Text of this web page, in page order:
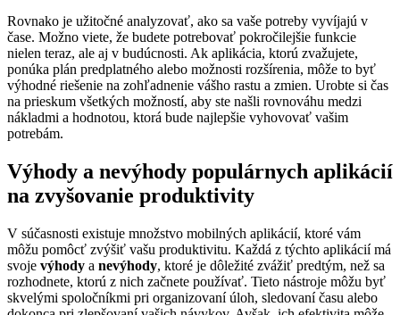
Rovnako je užitočné analyzovať, ako sa vaše potreby vyvíjajú v
čase. Možno viete, že budete potrebovať pokročilejšie funkcie
nielen teraz, ale aj v budúcnosti. Ak aplikácia, ktorú zvažujete,
ponúka plán predplatného alebo možnosti rozšírenia, môže to byť
výhodné riešenie na zohľadnenie vášho rastu a zmien. Urobte si čas
na prieskum všetkých možností, aby ste našli rovnováhu medzi
nákladmi a hodnotou, ktorá bude najlepšie vyhovovať vašim
potrebám.
Výhody a nevýhody populárnych aplikácií
na zvyšovanie produktivity
V súčasnosti existuje množstvo mobilných aplikácií, ktoré vám
môžu pomôcť zvýšiť vašu produktivitu. Každá z týchto aplikácií má
svoje výhody a nevýhody, ktoré je dôležité zvážiť predtým, než sa
rozhodnete, ktorú z nich začnete používať. Tieto nástroje môžu byť
skvelými spoločníkmi pri organizovaní úloh, sledovaní času alebo